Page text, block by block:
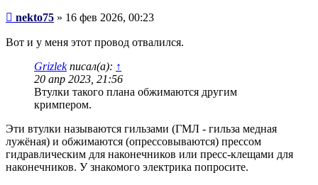
Сообщение
nekto75 » 16 фев 2026, 00:23
Вот и у меня этот провод отвалился.
Grizlekписал(а): ↑
20 апр 2023, 21:56
Втулки такого плана обжимаются другим
кримпером.
Эти втулки называются гильзами (ГМЛ - гильза медная
лужёная) и обжимаются (опрессовываются) прессом
гидравлическим для наконечников или пресс-клещами для
наконечников. У знакомого электрика попросите.